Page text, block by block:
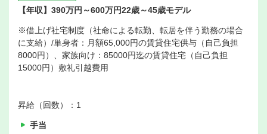
【年収】390万円～600万円22歳～45歳モデル
※借上げ社宅制度（社命による転勤、転居を伴う勤務の場合
に支給）/単身者：月額65,000円の賃貸住宅供与（自己負担
8000円）、家族向け：85000円迄の賃貸住宅（自己負担
15000円）敷礼引越費用
昇給（回数）：1
手当